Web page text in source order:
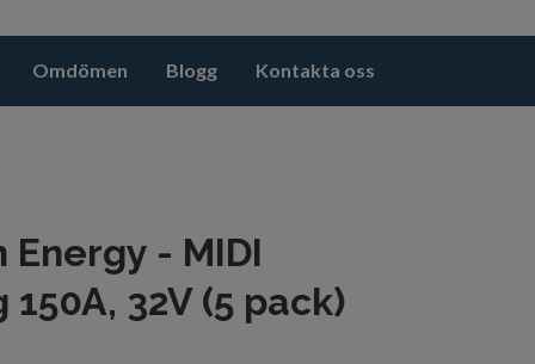
Omdömen Blogg Kontakta oss
Energy - MIDI
150A, 32V (5 pack)